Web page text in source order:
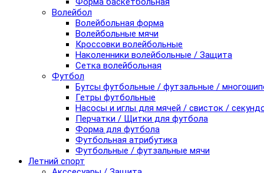
Волейбол
Волейбольная форма
Волейбольные мячи
Кроссовки волейбольные
Наколенники волейбольные / Защита
Сетка волейбольная
Футбол
Бутсы футбольные / футзальные /
Гетры футбольные
Насосы и иглы для мячей / свисток /
Перчатки / Щитки для футбола
Форма для футбола
Футбольная атрибутика
Футбольные / футзальные мячи
Летний спорт